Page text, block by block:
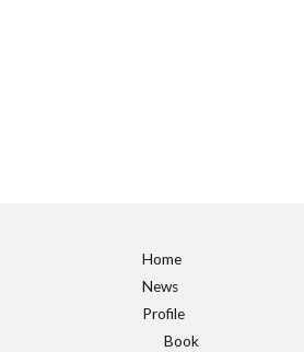
Home
News
Profile
Book